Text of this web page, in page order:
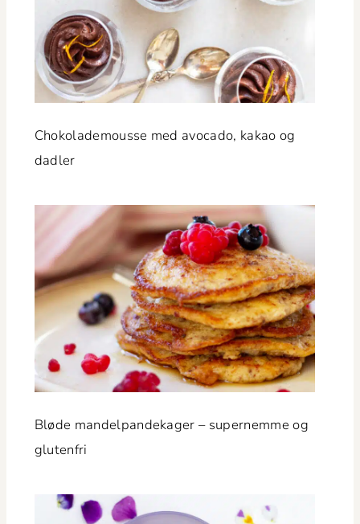
Choko­lade­mousse med avo­ca­do, kakao og
dadler
Bløde man­del­pan­dek­ager – supernemme og
glutenfri